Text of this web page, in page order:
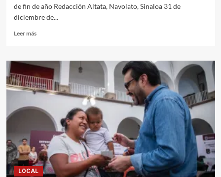
de fin de año Redacción Altata, Navolato, Sinaloa 31 de
diciembre de...
Leer másLeer
Gobernador
Rocha
recibirá
el
Nuevo
Altata,
Navolato
LOCAL